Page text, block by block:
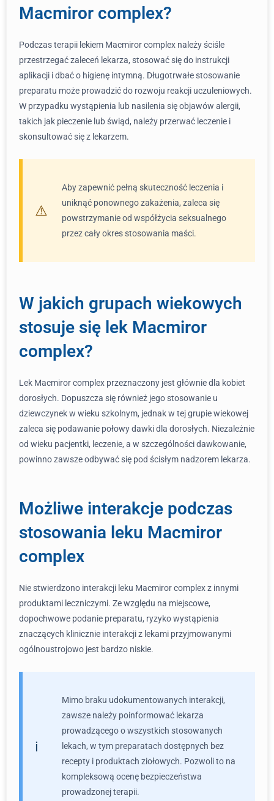
Macmiror complex?
Podczas terapii lekiem Macmiror complex należy ściśle
przestrzegać zaleceń lekarza, stosować się do instrukcji
aplikacji i dbać o higienę intymną. Długotrwałe stosowanie
preparatu może prowadzić do rozwoju reakcji uczuleniowych.
W przypadku wystąpienia lub nasilenia się objawów alergii,
takich jak pieczenie lub świąd, należy przerwać leczenie i
skonsultować się z lekarzem.
Aby zapewnić pełną skuteczność leczenia i
uniknąć ponownego zakażenia, zaleca się
powstrzymanie od współżycia seksualnego
przez cały okres stosowania maści.
W jakich grupach wiekowych
stosuje się lek Macmiror
complex?
Lek Macmiror complex przeznaczony jest głównie dla kobiet
dorosłych. Dopuszcza się również jego stosowanie u
dziewczynek w wieku szkolnym, jednak w tej grupie wiekowej
zaleca się podawanie połowy dawki dla dorosłych. Niezależnie
od wieku pacjentki, leczenie, a w szczególności dawkowanie,
powinno zawsze odbywać się pod ścisłym nadzorem lekarza.
Możliwe interakcje podczas
stosowania leku Macmiror
complex
Nie stwierdzono interakcji leku Macmiror complex z innymi
produktami leczniczymi. Ze względu na miejscowe,
dopochwowe podanie preparatu, ryzyko wystąpienia
znaczących klinicznie interakcji z lekami przyjmowanymi
ogólnoustrojowo jest bardzo niskie.
Mimo braku udokumentowanych interakcji,
zawsze należy poinformować lekarza
prowadzącego o wszystkich stosowanych
lekach, w tym preparatach dostępnych bez
recepty i produktach ziołowych. Pozwoli to na
kompleksową ocenę bezpieczeństwa
prowadzonej terapii.